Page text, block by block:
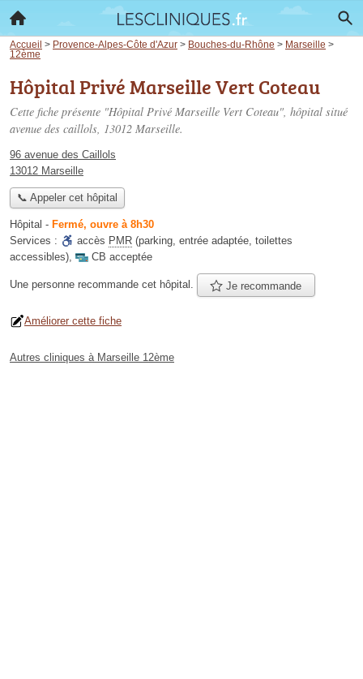
Accueil > Provence-Alpes-Côte d'Azur > Bouches-du-Rhône > Marseille >
12ème
Hôpital Privé Marseille Vert Coteau
Cette fiche présente "Hôpital Privé Marseille Vert Coteau", hôpital situé
avenue des caillols, 13012 Marseille.
96 avenue des Caillols
13012 Marseille
📞 Appeler cet hôpital
Hôpital - Fermé, ouvre à 8h30
Services :
accès PMR (parking, entrée adaptée, toilettes
accessibles), CB acceptée
Une personne recommande cet hôpital. Je recommande
Améliorer cette fiche
Autres cliniques à Marseille 12ème